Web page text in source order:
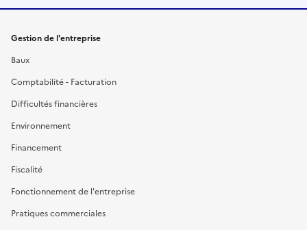
Gestion de l'entreprise
Baux
Comptabilité - Facturation
Difficultés financières
Environnement
Financement
Fiscalité
Fonctionnement de l'entreprise
Pratiques commerciales